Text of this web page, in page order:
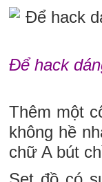
Để hack
Thêm một
không hề
chữ A bút